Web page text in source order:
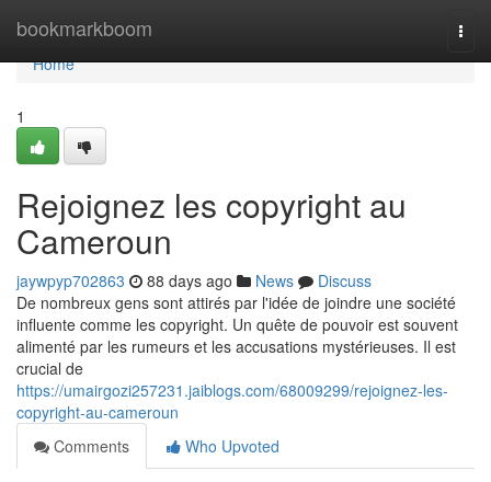
bookmarkboom
Home
Home
1
Rejoignez les copyright au
Cameroun
jaywpyp702863 88 days ago News
Discuss
De nombreux gens sont attirés par l'idée de joindre une société
influente comme les copyright. Un quête de pouvoir est souvent
alimenté par les rumeurs et les accusations mystérieuses. Il est
crucial de
https://umairgozi257231.jaiblogs.com/68009299/rejoignez-les-
copyright-au-cameroun
Comments
Who Upvoted